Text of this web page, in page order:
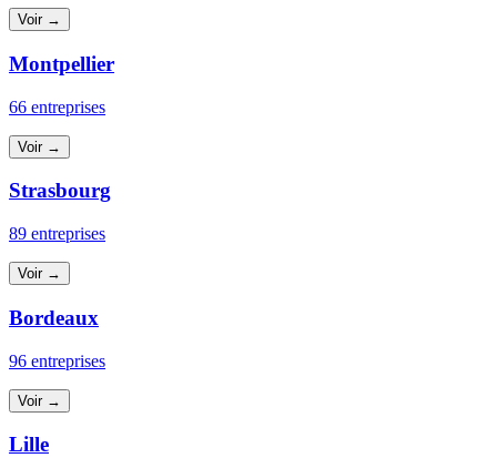
Voir →
Montpellier
66 entreprises
Voir →
Strasbourg
89 entreprises
Voir →
Bordeaux
96 entreprises
Voir →
Lille